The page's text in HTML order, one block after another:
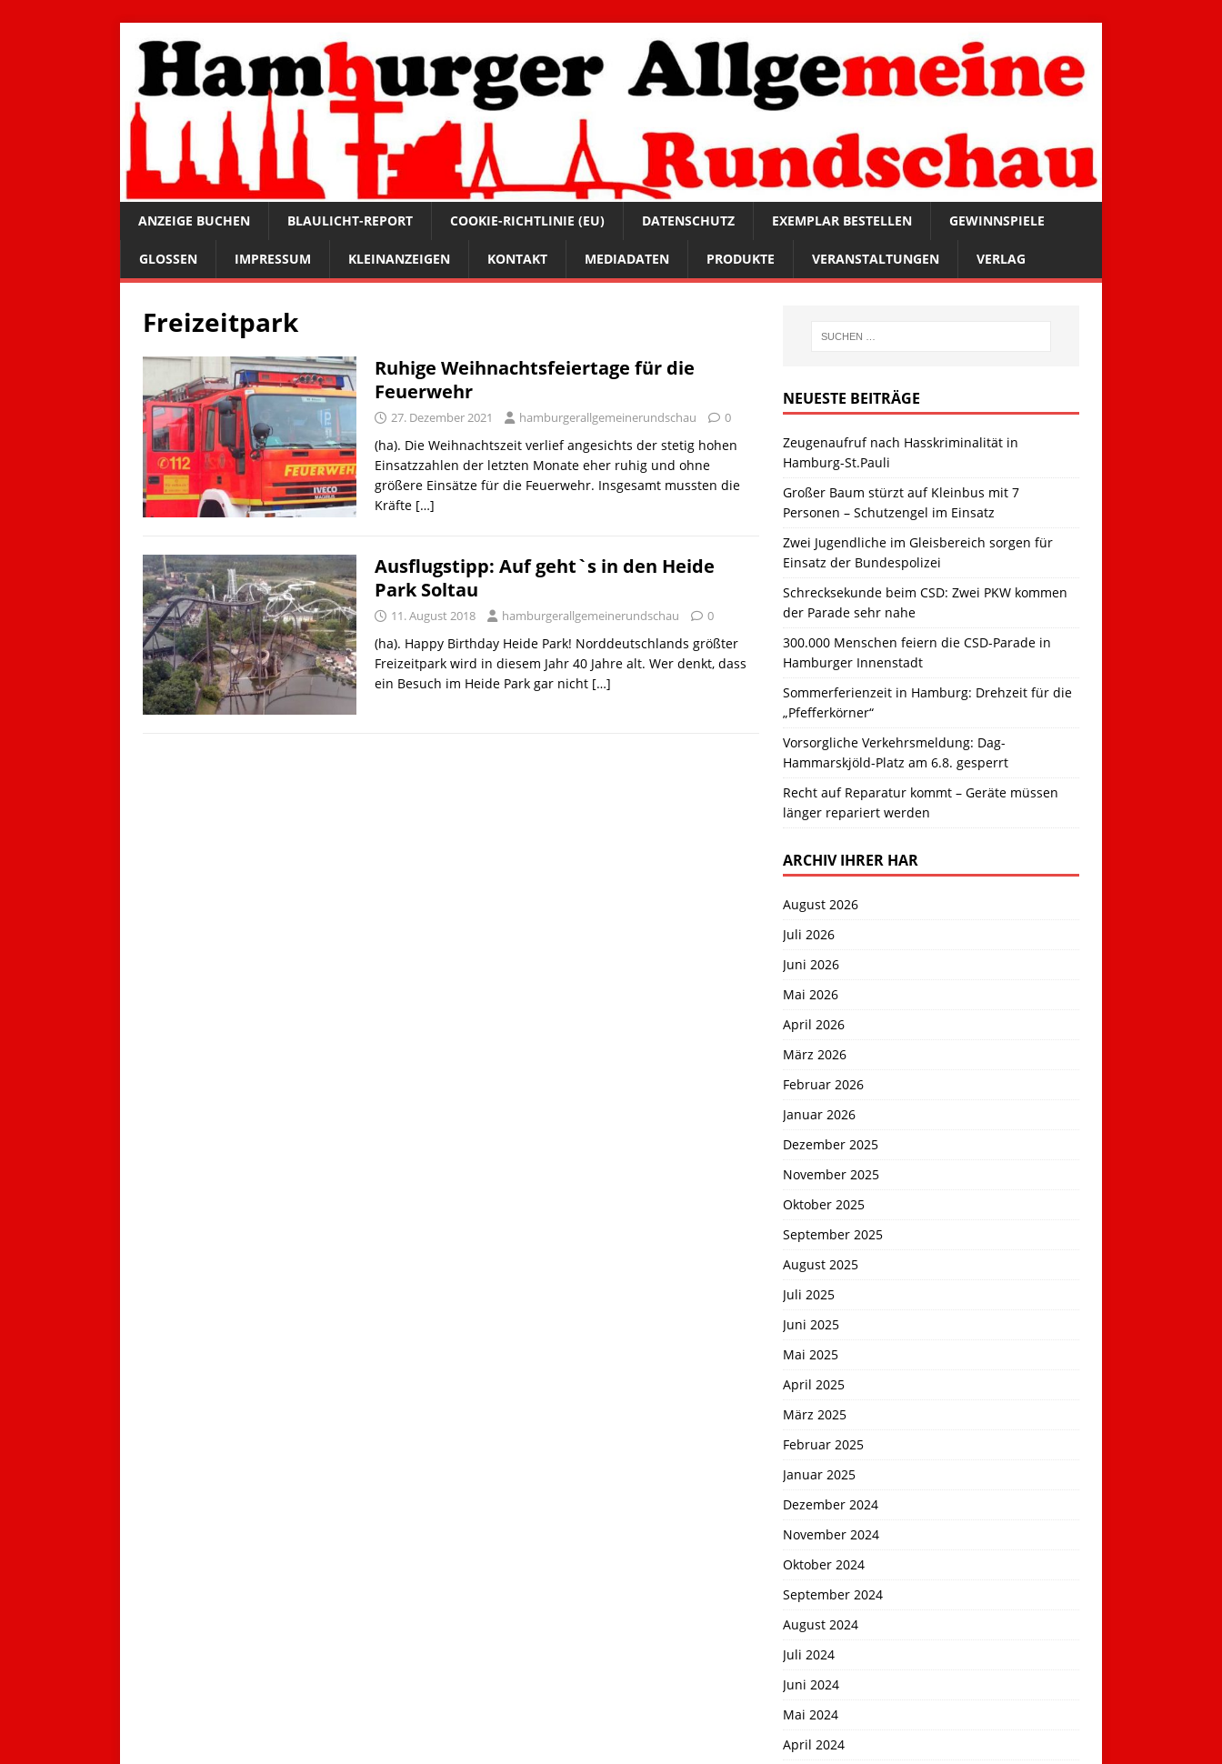
ANZEIGE BUCHEN BLAULICHT-REPORT COOKIE-RICHTLINIE (EU) DATENSCHUTZ EXEMPLAR BESTELLEN GEWINNSPIELE
GLOSSEN IMPRESSUM KLEINANZEIGEN KONTAKT MEDIADATEN PRODUKTE VERANSTALTUNGEN VERLAG
Freizeitpark
Ruhige Weihnachtsfeiertage für die
Feuerwehr
27. Dezember 2021 hamburgerallgemeinerundschau 0
(ha). Die Weihnachtszeit verlief angesichts der stetig hohen
Einsatzzahlen der letzten Monate eher ruhig und ohne
größere Einsätze für die Feuerwehr. Insgesamt mussten die
Kräfte […]
Ausflugstipp: Auf geht`s in den Heide
Park Soltau
11. August 2018 hamburgerallgemeinerundschau 0
(ha). Happy Birthday Heide Park! Norddeutschlands größter
Freizeitpark wird in diesem Jahr 40 Jahre alt. Wer denkt, dass
ein Besuch im Heide Park gar nicht […]
NEUESTE BEITRÄGE
Zeugenaufruf nach Hasskriminalität in
Hamburg-St.Pauli
Großer Baum stürzt auf Kleinbus mit 7
Personen – Schutzengel im Einsatz
Zwei Jugendliche im Gleisbereich sorgen für
Einsatz der Bundespolizei
Schrecksekunde beim CSD: Zwei PKW kommen
der Parade sehr nahe
300.000 Menschen feiern die CSD-Parade in
Hamburger Innenstadt
Sommerferienzeit in Hamburg: Drehzeit für die
„Pfefferkörner“
Vorsorgliche Verkehrsmeldung: Dag-
Hammarskjöld-Platz am 6.8. gesperrt
Recht auf Reparatur kommt – Geräte müssen
länger repariert werden
ARCHIV IHRER HAR
August 2026
Juli 2026
Juni 2026
Mai 2026
April 2026
März 2026
Februar 2026
Januar 2026
Dezember 2025
November 2025
Oktober 2025
September 2025
August 2025
Juli 2025
Juni 2025
Mai 2025
April 2025
März 2025
Februar 2025
Januar 2025
Dezember 2024
November 2024
Oktober 2024
September 2024
August 2024
Juli 2024
Juni 2024
Mai 2024
April 2024